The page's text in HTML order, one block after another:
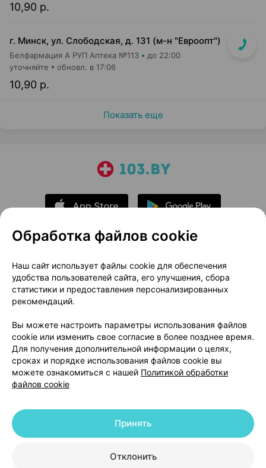
10,90 р.
г. Минск, ул. Слободская, д. 131 (м-н "Евроопт")
Белфармация А РУП Аптека №113 до 22:00
10,90 р.
уточняйте обновл. в 17:06
Показать еще
О проекте
Новости проекта
Размещение рекламы
Медицинский маркетинг
Публичный договор
Доставка
Способы оплаты
Вакансии
Партнеры
Написать руководителю 103.by
Написать в поддержку
Персональные настройки Cookie
© 2026 ООО «Артокс Лаб», УНП 191700409 | 220012, Республика Беларусь,
+375 291212755
Обработка файлов cookie
Наш сайт использует файлы cookie для обеспечения
удобства пользователей сайта, его улучшения, сбора
статистики и предоставления персонализированных
рекомендаций.
Вы можете настроить параметры использования файлов
cookie или изменить свое согласие в более позднее время.
Для получения дополнительной информации о целях,
сроках и порядке использования файлов cookie вы
можете ознакомиться с нашей Политикой обработки
файлов cookie
Отклонить
Принять